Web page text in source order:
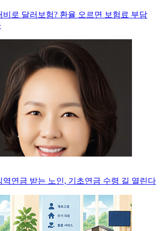
비로 달러보험? 환율 오르면 보험료 부담
역연금 받는 노인, 기초연금 수령 길 열린다